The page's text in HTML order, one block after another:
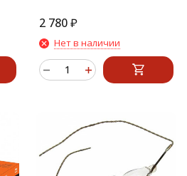
2 780₽
Нет в наличии